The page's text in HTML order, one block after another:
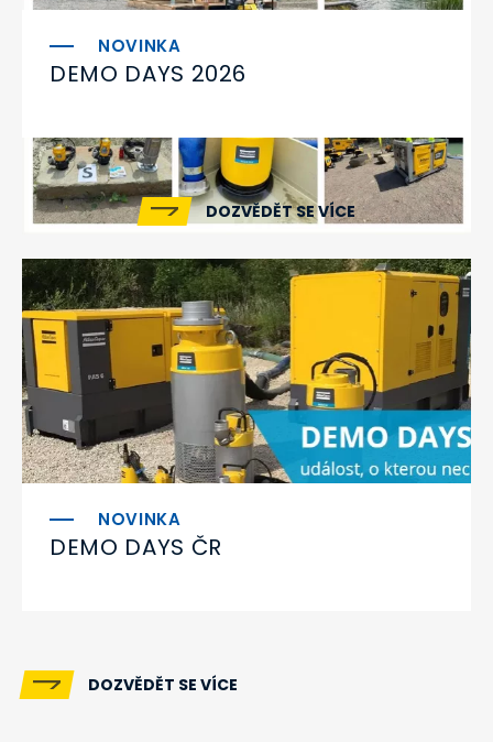
DEMO DAYS 2026
DOZVĚDĚT SE VÍCE
DEMO DAYS ČR
DOZVĚDĚT SE VÍCE